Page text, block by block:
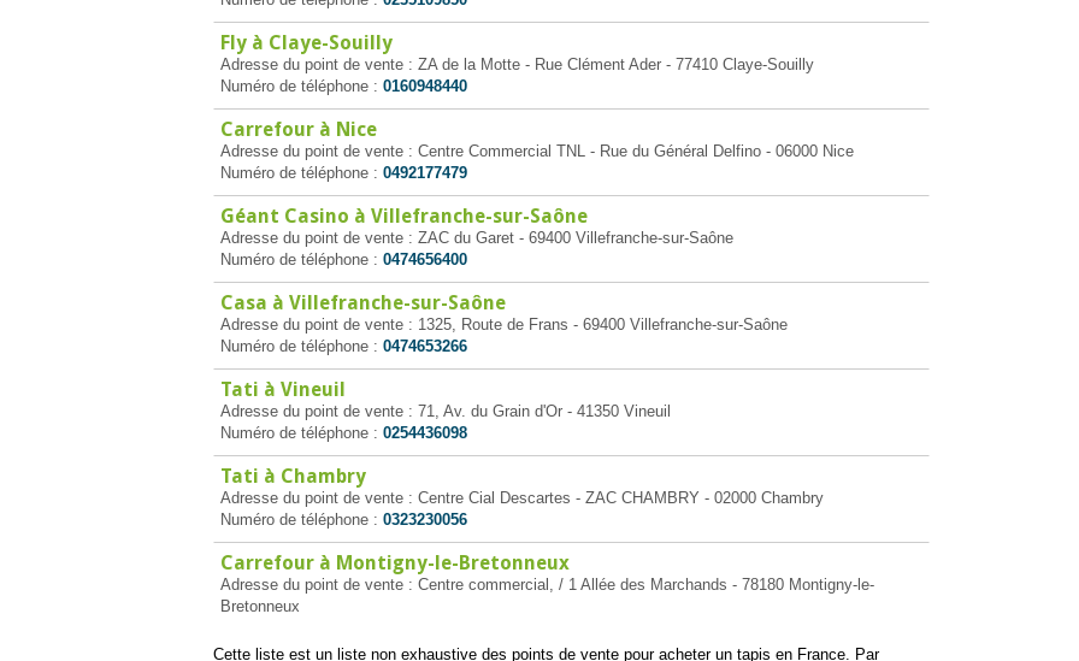
Fly à Claye-Souilly
Adresse du point de vente : ZA de la Motte - Rue Clément Ader - 77410 Claye-Souilly
Numéro de téléphone : 0160948440
Carrefour à Nice
Adresse du point de vente : Centre Commercial TNL - Rue du Général Delfino - 06000 Nice
Numéro de téléphone : 0492177479
Géant Casino à Villefranche-sur-Saône
Adresse du point de vente : ZAC du Garet - 69400 Villefranche-sur-Saône
Numéro de téléphone : 0474656400
Casa à Villefranche-sur-Saône
Adresse du point de vente : 1325, Route de Frans - 69400 Villefranche-sur-Saône
Numéro de téléphone : 0474653266
Tati à Vineuil
Adresse du point de vente : 71, Av. du Grain d'Or - 41350 Vineuil
Numéro de téléphone : 0254436098
Tati à Chambry
Adresse du point de vente : Centre Cial Descartes - ZAC CHAMBRY - 02000 Chambry
Numéro de téléphone : 0323230056
Carrefour à Montigny-le-Bretonneux
Adresse du point de vente : Centre commercial, / 1 Allée des Marchands - 78180 Montigny-le-
Bretonneux
Cette liste est un liste non exhaustive des points de vente pour acheter un tapis en France. Par